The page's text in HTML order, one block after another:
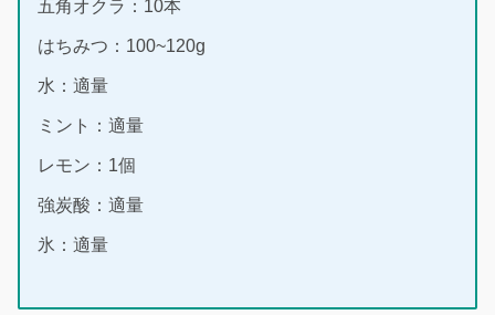
五角オクラ：10本
はちみつ：100~120g
水：適量
ミント：適量
レモン：1個
強炭酸：適量
氷：適量